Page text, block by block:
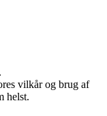
vilkår og brug af
helst.